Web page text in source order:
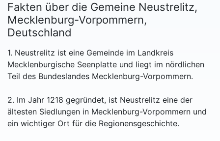
Fakten über die Gemeine Neustrelitz,
Mecklenburg-Vorpommern,
Deutschland
1. Neustrelitz ist eine Gemeinde im Landkreis
Mecklenburgische Seenplatte und liegt im nördlichen
Teil des Bundeslandes Mecklenburg-Vorpommern.
2. Im Jahr 1218 gegründet, ist Neustrelitz eine der
ältesten Siedlungen in Mecklenburg-Vorpommern und
ein wichtiger Ort für die Regionensgeschichte.